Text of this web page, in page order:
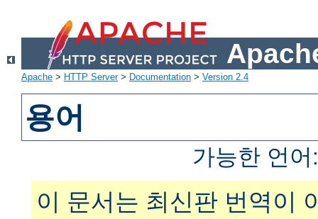
Apache > HTTP Server> Documentation > Version 2.4
용어
가능한 언
이 문서는 최신판 번역이